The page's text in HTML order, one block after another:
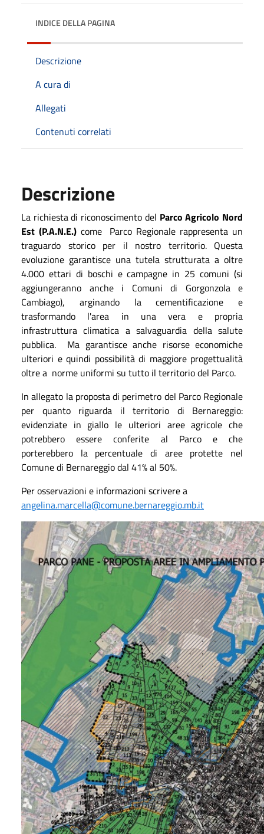
INDICE DELLA PAGINA
Descrizione
A cura di
Allegati
Contenuti correlati
Descrizione
La richiesta di riconoscimento del Parco Agricolo Nord
Est (P.A.N.E.)come Parco Regionale rappresenta un
traguardo storico per il nostro territorio. Questa
evoluzione garantisce una tutela strutturata a oltre
4.000 ettari di boschi e campagne in 25 comuni (si
aggiungeranno anche i Comuni di Gorgonzola e
Cambiago), arginando la cementificazione e
trasformando l'area in una vera e propria
infrastruttura climatica a salvaguardia della salute
pubblica. Ma garantisce anche risorse economiche
ulteriori e quindi possibilità di maggiore progettualità
oltre a norme uniformi su tutto il territorio del Parco.
In allegato la proposta di perimetro del Parco Regionale
per quanto riguarda il territorio di Bernareggio:
evidenziate in giallo le ulteriori aree agricole che
potrebbero essere conferite al Parco e che
porterebbero la percentuale di aree protette nel
Comune di Bernareggio dal 41% al 50%.
Per osservazioni e informazioni scrivere a
angelina.marcella@comune.bernareggio.mb.it